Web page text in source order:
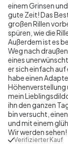
einem Grinsen
gute Zeit! Das
großen Rillen
spüren, wie die
Außerdem ist es
Weg nach
eines
er sich einfach
habe einen
Höhenverstellung
mein
ihn den ganzen
bin versucht,
und mit einem
Wir werden sehen!
Verifizierter Kauf